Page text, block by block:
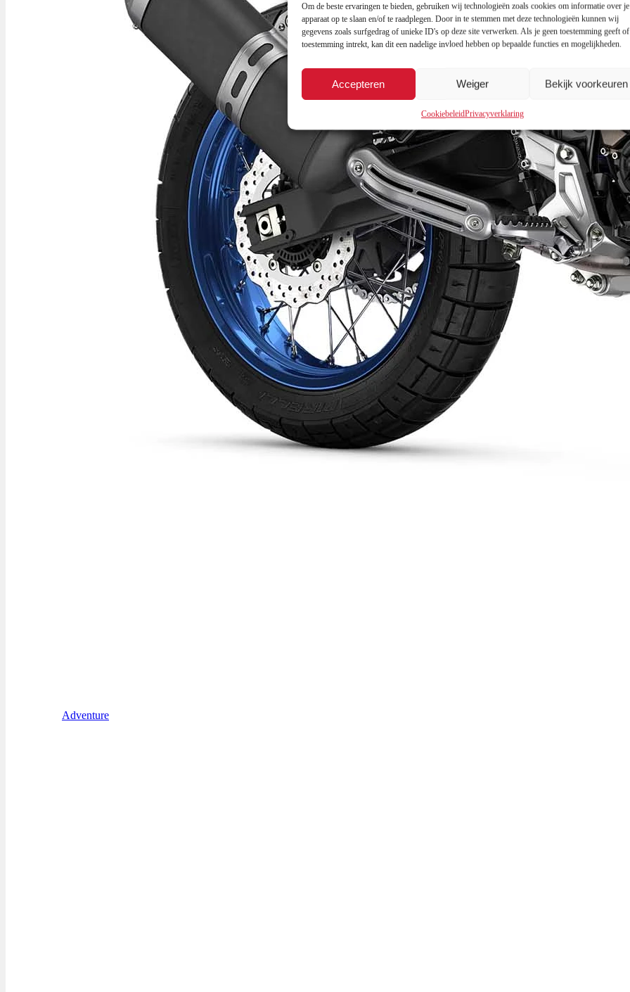
Om de beste ervaringen te bieden, gebruiken wij technologieën zoals cookies om informatie over je
apparaat op te slaan en/of te raadplegen. Door in te stemmen met deze technologieën kunnen wij
gegevens zoals surfgedrag of unieke ID's op deze site verwerken. Als je geen toestemming geeft
toestemming intrekt, kan dit een nadelige invloed hebben op bepaalde functies en mogelijkheden.
Accepteren Weiger Bekijk voorkeuren
CookiebeleidPrivacyverklaring
Adventure